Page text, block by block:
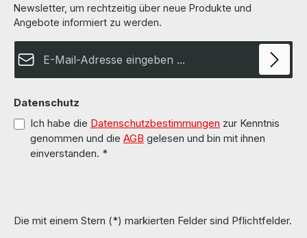
Newsletter, um rechtzeitig über neue Produkte und
Angebote informiert zu werden.
Datenschutz
Ich habe die Datenschutzbestimmungen zur Kenntnis
genommen und die AGB gelesen und bin mit ihnen
einverstanden. *
Die mit einem Stern (*) markierten Felder sind Pflichtfelder.